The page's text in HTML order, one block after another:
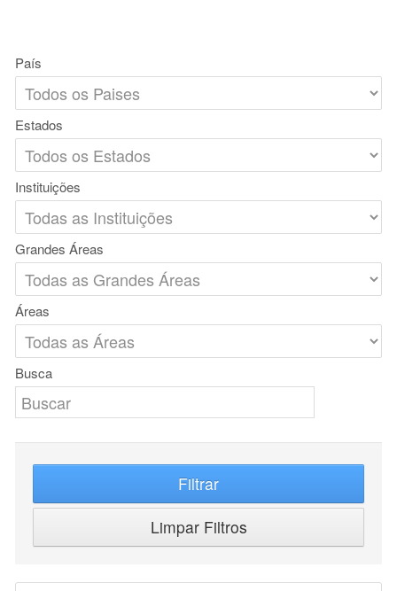
País
Estados
Instituições
Grandes Áreas
Áreas
Busca
Filtrar
Limpar Filtros